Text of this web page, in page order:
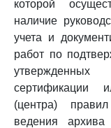
которой
наличие
учета и
работ по
сертификации
(центра) правил
ведения архива